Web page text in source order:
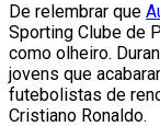
De relembrar que
Sporting Clube de
como olheiro.
jovens que
futebolistas de
Cristiano Ronaldo.